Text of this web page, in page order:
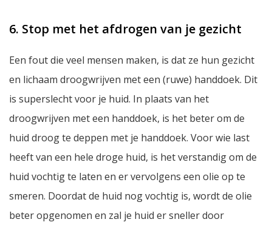
6. Stop met het afdrogen van je gezicht
Een fout die veel mensen maken, is dat ze hun gezicht
en lichaam droogwrijven met een (ruwe) handdoek. Dit
is superslecht voor je huid. In plaats van het
droogwrijven met een handdoek, is het beter om de
huid droog te deppen met je handdoek. Voor wie last
heeft van een hele droge huid, is het verstandig om de
huid vochtig te laten en er vervolgens een olie op te
smeren. Doordat de huid nog vochtig is, wordt de olie
beter opgenomen en zal je huid er sneller door